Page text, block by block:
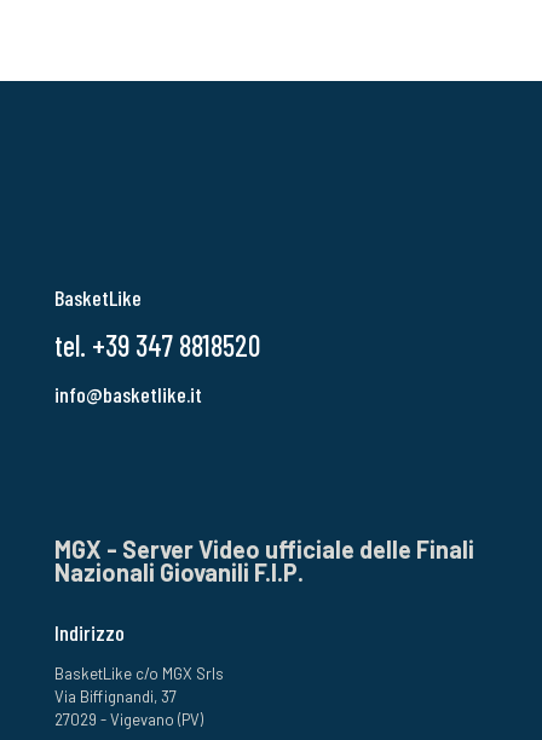
BasketLike
tel. +39 347 8818520
info@basketlike.it
MGX - Server Video ufficiale delle Finali
Nazionali Giovanili F.I.P.
Indirizzo
BasketLike c/o MGX Srls
Via Biffignandi, 37
27029 - Vigevano (PV)